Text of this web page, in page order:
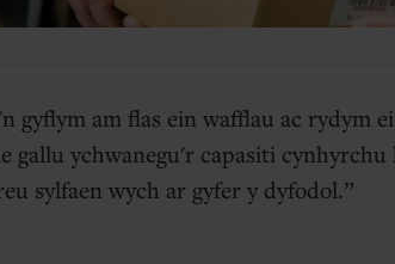
gyflym am flas ein wafflau ac rydym
gallu ychwanegu'r capasiti
sylfaen wych ar gyfer y dyfodol.